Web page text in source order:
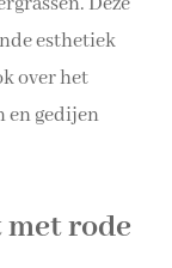
esthetiek
over het
en gedijen
rode